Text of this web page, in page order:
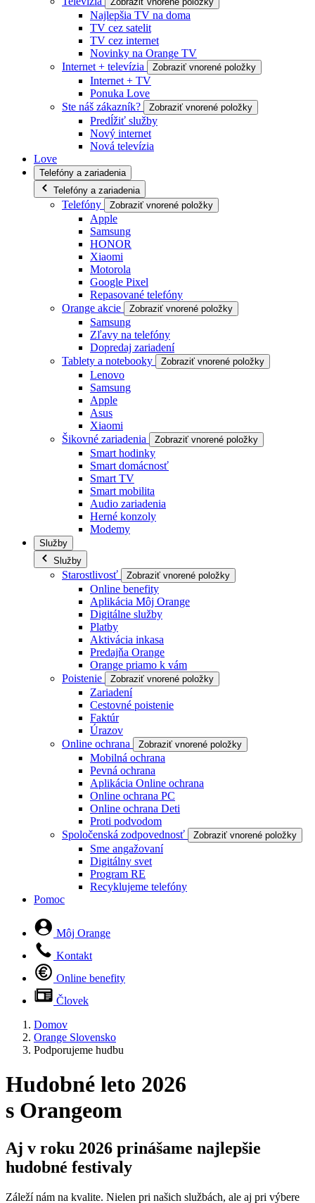
Najlepšia TV na doma
TV cez satelit
TV cez internet
Novinky na Orange TV
Internet + televízia
Zobraziť vnorené položky
Internet + TV
Ponuka Love
Ste náš zákazník?
Zobraziť vnorené položky
Predĺžiť služby
Nový internet
Nová televízia
Love
Telefóny a zariadenia
Telefóny a zariadenia
Telefóny Zobraziť vnorené položky
Apple
Samsung
HONOR
Xiaomi
Motorola
Google Pixel
Repasované telefóny
Orange akcie
Zobraziť vnorené položky
Samsung
Zľavy na telefóny
Dopredaj zariadení
Tablety a notebooky
Zobraziť vnorené položky
Lenovo
Samsung
Apple
Asus
Xiaomi
Šikovné zariadenia
Zobraziť vnorené položky
Smart hodinky
Smart domácnosť
Smart TV
Smart mobilita
Audio zariadenia
Herné konzoly
Modemy
Služby
Služby
Starostlivosť Zobraziť vnorené položky
Online benefity
Aplikácia Môj Orange
Digitálne služby
Platby
Aktivácia inkasa
Predajňa Orange
Orange priamo k vám
Poistenie
Zobraziť vnorené položky
Zariadení
Cestovné poistenie
Faktúr
Úrazov
Online ochrana
Zobraziť vnorené položky
Mobilná ochrana
Pevná ochrana
Aplikácia Online ochrana
Online ochrana PC
Online ochrana Deti
Proti podvodom
Spoločenská zodpovednosť
Zobraziť vnorené položky
Sme angažovaní
Digitálny svet
Program RE
Recyklujeme telefóny
Pomoc
Môj Orange
Kontakt
Online benefity
Človek
Domov
Orange Slovensko
Podporujeme hudbu
Hudobné leto 2026
s Orangeom
Aj v roku 2026 prinášame najlepšie
hudobné festivaly
Záleží nám na kvalite. Nielen pri našich službách, ale aj pri výbere